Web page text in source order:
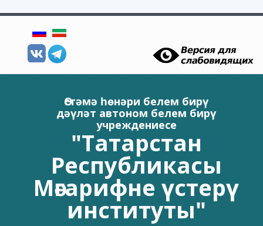
Өстәмә һөнәри белем бирү
дәүләт автоном белем бирү
учреждениесе
"Татарстан
Республикасы
Мәгарифне үстерү
институты"